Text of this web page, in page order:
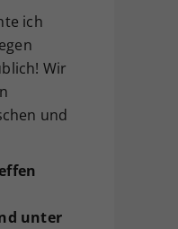
ich
Wir
und
unter